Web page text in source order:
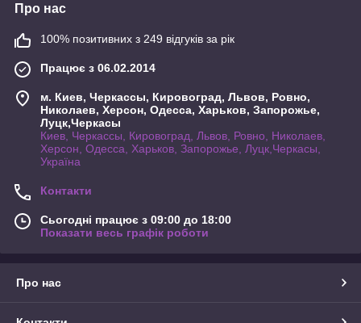
Про нас
100% позитивних з 249 відгуків за рік
Працює з 06.02.2014
м. Киев, Черкассы, Кировоград, Львов, Ровно,
Николаев, Херсон, Одесса, Харьков, Запорожье,
Луцк,Черкасы
Киев, Черкассы, Кировоград, Львов, Ровно, Николаев,
Херсон, Одесса, Харьков, Запорожье, Луцк,Черкасы,
Україна
Контакти
Сьогодні працює з 09:00 до 18:00
Показати весь графік роботи
Про нас